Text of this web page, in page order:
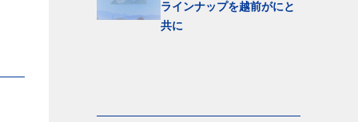
ラインナップを越前がにと
共に